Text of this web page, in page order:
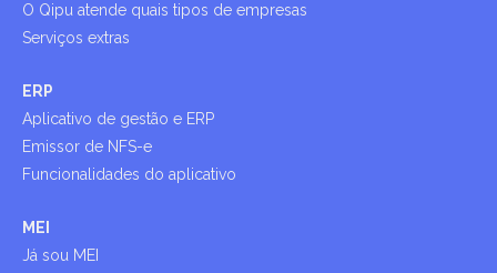
O Qipu atende quais tipos de empresas
Serviços extras
ERP
Aplicativo de gestão e ERP
Emissor de NFS-e
Funcionalidades do aplicativo
MEI
Já sou MEI